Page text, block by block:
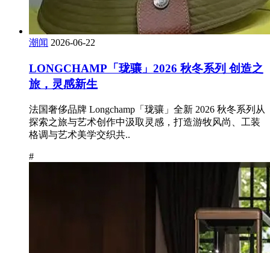
潮闻 2026-06-22
LONGCHAMP「珑骧」2026 秋冬系列 创造之
旅，灵感新生
法国奢侈品牌 Longchamp「珑骧」全新 2026 秋冬系列从
探索之旅与艺术创作中汲取灵感，打造游牧风尚、工装
格调与艺术美学交织共..
#